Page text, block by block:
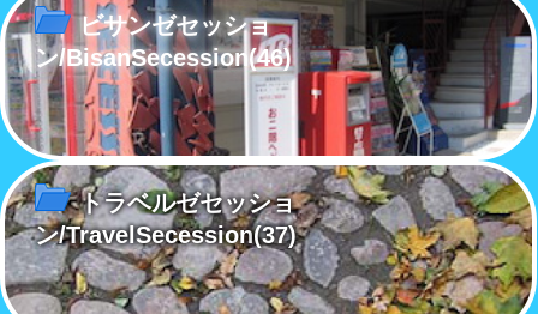
ビサンゼセッショ
ン/BisanSecession(46)
トラベルゼセッショ
ン/TravelSecession(37)